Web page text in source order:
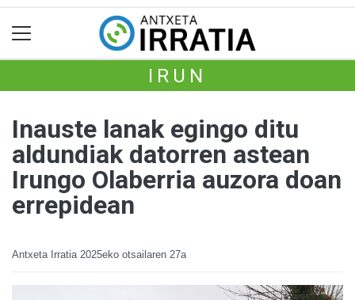
IRUN
Inauste lanak egingo ditu
aldundiak datorren astean
Irungo Olaberria auzora doan
errepidean
Antxeta Irratia 2025eko otsailaren 27a